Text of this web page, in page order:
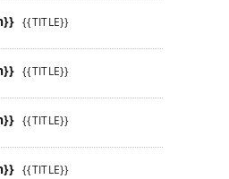
{{TITLE}}
{{TITLE}}
{{TITLE}}
{{TITLE}}